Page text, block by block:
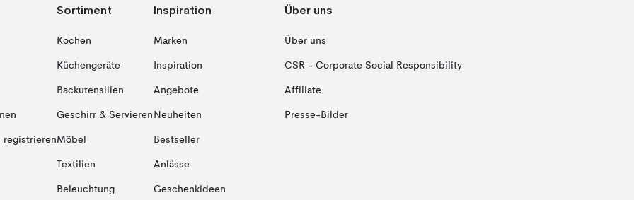
registrieren
Sortiment
Kochen
Küchengeräte
Backutensilien
Geschirr & Servieren
Möbel
Textilien
Beleuchtung
Inspiration
Marken
Inspiration
Angebote
Neuheiten
Bestseller
Anlässe
Geschenkideen
Über uns
Über uns
CSR - Corporate Social Responsibility
Affiliate
Presse-Bilder